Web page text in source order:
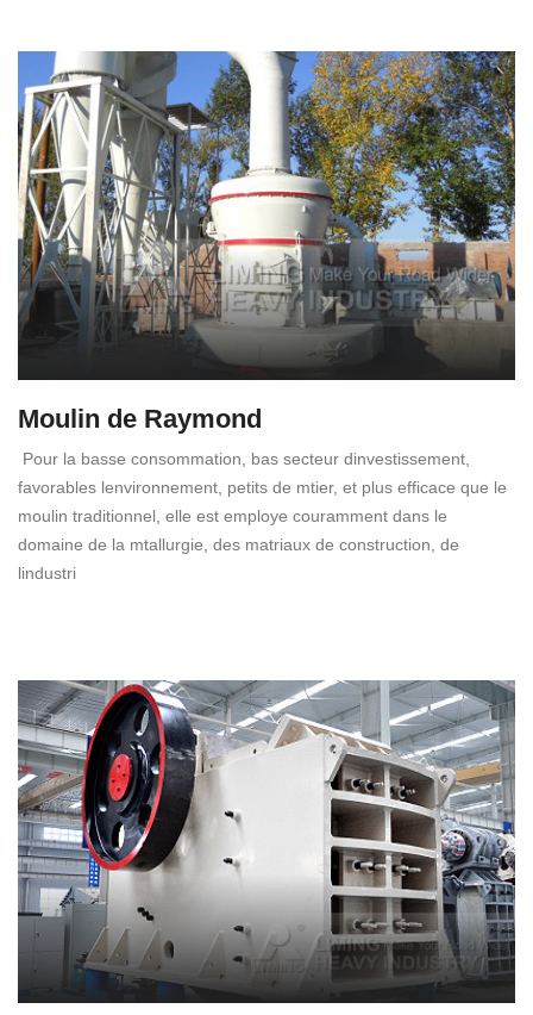
Moulin de Raymond
Pour la basse consommation, bas secteur dinvestissement,
favorables lenvironnement, petits de mtier, et plus efficace que le
moulin traditionnel, elle est employe couramment dans le
domaine de la mtallurgie, des matriaux de construction, de
lindustri